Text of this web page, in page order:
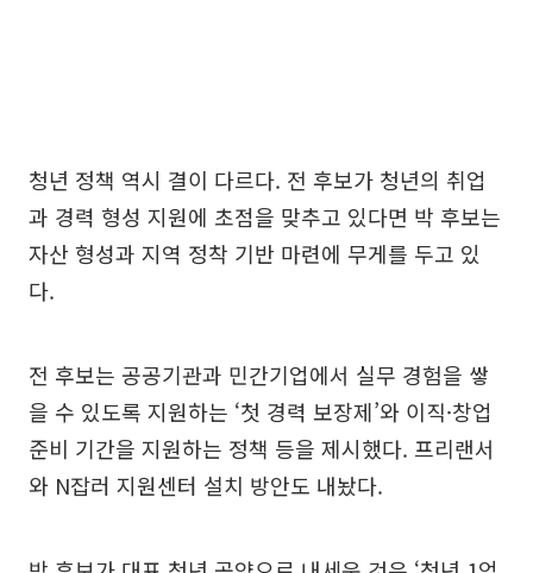
청년 정책 역시 결이 다르다. 전 후보가 청년의 취업
과 경력 형성 지원에 초점을 맞추고 있다면 박 후보는
자산 형성과 지역 정착 기반 마련에 무게를 두고 있
다.
전 후보는 공공기관과 민간기업에서 실무 경험을 쌓
을 수 있도록 지원하는 ‘첫 경력 보장제’와 이직·창업
준비 기간을 지원하는 정책 등을 제시했다. 프리랜서
와 N잡러 지원센터 설치 방안도 내놨다.